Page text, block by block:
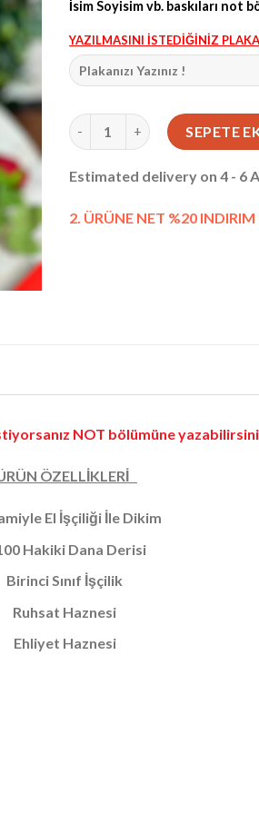
İsim Soyisim vb. baskıları not
YAZILMASINI İSTEDİĞİNİZ
Ruhsat Kabı Hakiki Deri Mor
SEPETE
Estimated delivery on 4 - 6
2. ÜRÜNE NET %20 INDIRIM
NOT bölümüne
ÖZELLİKLERİ
El İşçiliği İle Dikim
Hakiki Dana Derisi
Birinci Sınıf İşçilik
Ruhsat Haznesi
Ehliyet Haznesi